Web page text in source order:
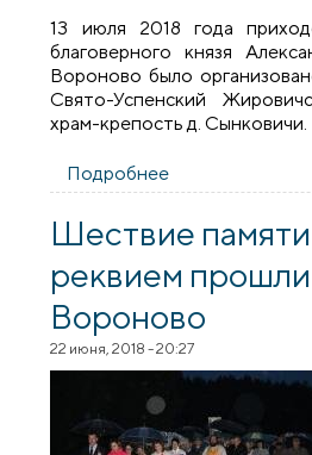
13 июля 2018 года
благоверного князя
Вороново было
Свято-Успенский
храм-крепость д. Сынковичи.
Подробнее
совершили
Шествие
реквием прошли
Вороново
22 июня, 2018 - 20:27